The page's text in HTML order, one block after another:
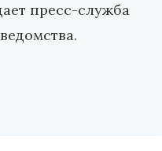
пресс-служба